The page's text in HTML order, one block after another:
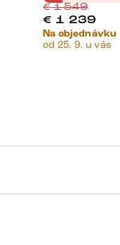
€1 549
€ 1 239
Na objednávku
od 25. 9. u vás